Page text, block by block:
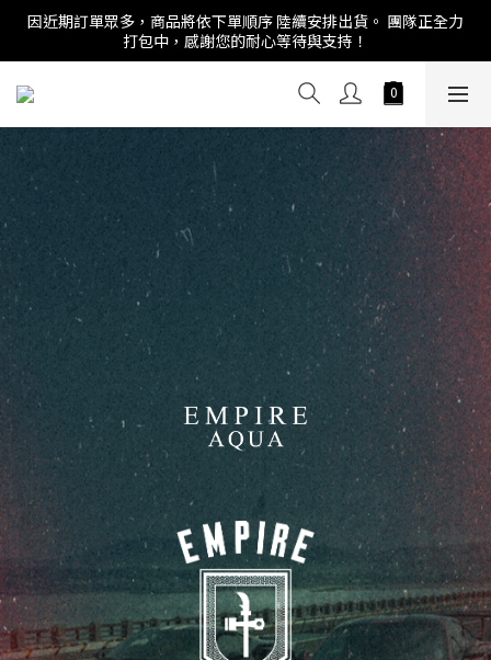
因近期訂單眾多，商品將依下單順序 陸續安排出貨。 團隊正全力
打包中，感謝您的耐心等待與支持！